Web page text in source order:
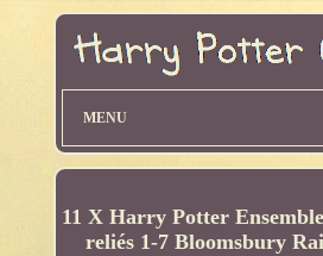
MENU
11 X Harry Potter
reliés 1-7 Bloomsbury